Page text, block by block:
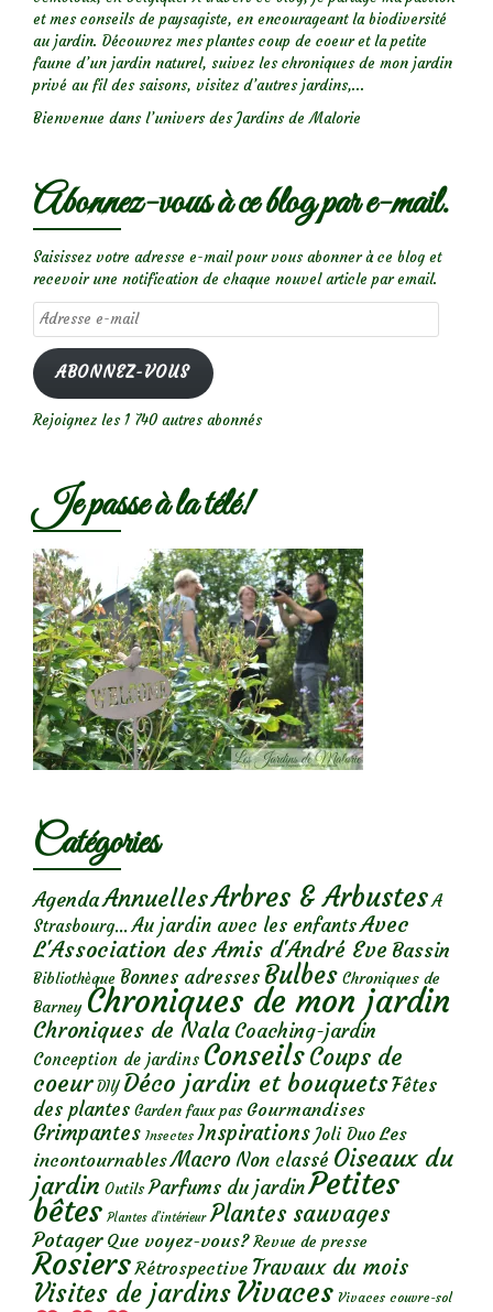
et mes conseils de paysagiste, en encourageant la biodiversité
au jardin. Découvrez mes plantes coup de coeur et la petite
faune d’un jardin naturel, suivez les chroniques de mon jardin
privé au fil des saisons, visitez d’autres jardins,...
Bienvenue dans l’univers des Jardins de Malorie
Abonnez-vous à ce blog par e-mail.
Saisissez votre adresse e-mail pour vous abonner à ce blog et
recevoir une notification de chaque nouvel article par email.
Adresse
e-
mail
ABONNEZ-VOUS
Rejoignez les 1 740 autres abonnés
Je passe à la télé!
Catégories
AgendaAnnuellesArbres & Arbustes A
Strasbourg... Au jardin avec les enfantsAvec
L'Association des Amis d'André Eve Bassin
Bibliothèque Bonnes adresses Bulbes Chroniques de
Barney Chroniques de mon jardin
Chroniques de Nala Coaching-jardin
Conception de jardins ConseilsCoups de
coeur DIY Déco jardin et bouquetsFêtes
des plantes Garden faux pas Gourmandises
Grimpantes Insectes Inspirations Joli Duo Les
incontournables Macro Non classé Oiseaux du
jardin Outils Parfums du jardinPetites
bêtes Plantes d’intérieur Plantes sauvages
Potager Que voyez-vous? Revue de presse
Rosiers Rétrospective Travaux du mois
Visites de jardins Vivaces Vivaces couvre-sol